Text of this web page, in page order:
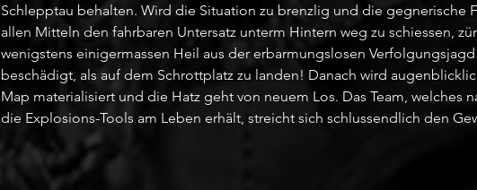
Schlepptau behalten. Wird die Situation zu brenzlig und die gegnerische
allen Mitteln den fahrbaren Untersatz unterm Hintern weg zu schiessen,
wenigstens einigermassen Heil aus der erbarmungslosen
beschädigt, als auf dem Schrottplatz zu landen! Danach wird
Map materialisiert und die Hatz geht von neuem Los. Das Team, welches
die Explosions-Tools am Leben erhält, streicht sich schlussendlich den